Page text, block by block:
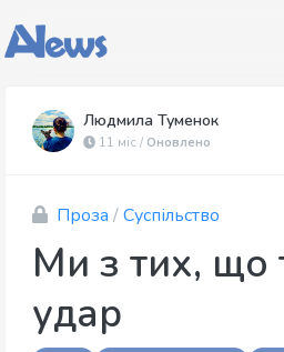
Людмила Туменок
11 міс / Оновлено
Проза /Суспільство
Ми з тих, що
удар